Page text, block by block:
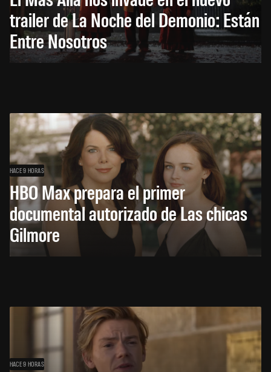
trailer de La Noche del Demonio: Están
Entre Nosotros
HACE 9 HORAS
HBO Max prepara el primer
documental autorizado de Las chicas
Gilmore
HACE 9 HORAS